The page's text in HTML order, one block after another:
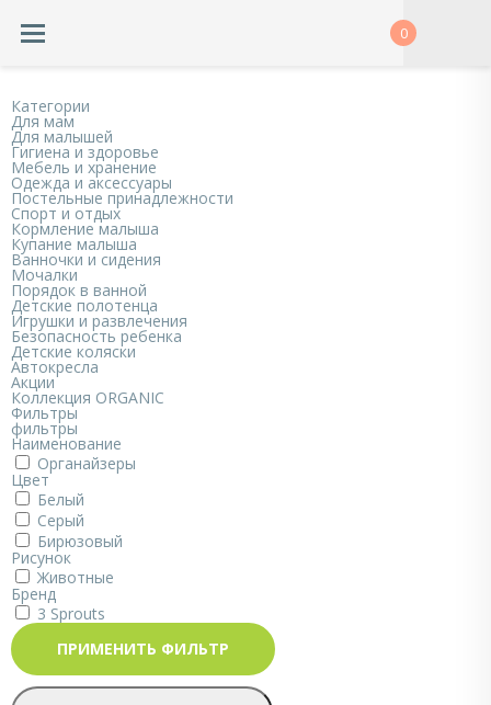
0
Категории
Для мам
Для малышей
Гигиена и здоровье
Мебель и хранение
Одежда и аксессуары
Постельные принадлежности
Спорт и отдых
Кормление малыша
Купание малыша
Ванночки и сидения
Мочалки
Порядок в ванной
Детские полотенца
Игрушки и развлечения
Безопасность ребенка
Детские коляски
Автокресла
Акции
Коллекция ORGANIC
Фильтры
фильтры
Наименование
Органайзеры
Цвет
Белый
Серый
Бирюзовый
Рисунок
Животные
Бренд
3 Sprouts
ПРИМЕНИТЬ ФИЛЬТР